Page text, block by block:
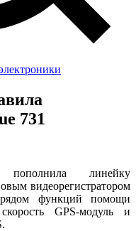
731
линейку
видеорегистратором
функций помощи
GPS-модуль и